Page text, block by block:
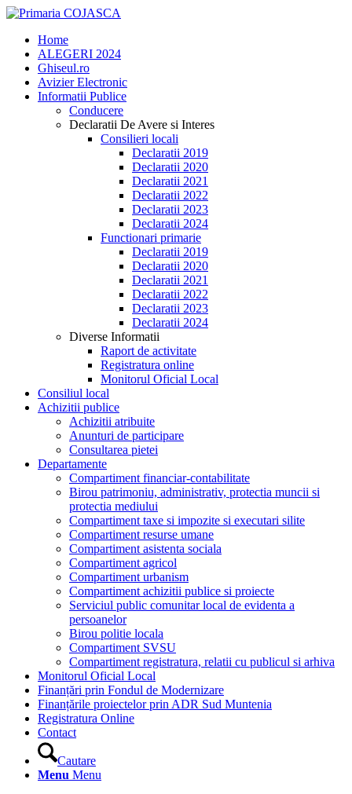
Home
ALEGERI 2024
Ghiseul.ro
Avizier Electronic
Informatii Publice
Conducere
Declaratii De Avere si Interes
Consilieri locali
Declaratii 2019
Declaratii 2020
Declaratii 2021
Declaratii 2022
Declaratii 2023
Declaratii 2024
Functionari primarie
Declaratii 2019
Declaratii 2020
Declaratii 2021
Declaratii 2022
Declaratii 2023
Declaratii 2024
Diverse Informatii
Raport de activitate
Registratura online
Monitorul Oficial Local
Consiliul local
Achizitii publice
Achizitii atribuite
Anunturi de participare
Consultarea pietei
Departamente
Compartiment financiar-contabilitate
Birou patrimoniu, administrativ, protectia muncii si
protectia mediului
Compartiment taxe si impozite si executari silite
Compartiment resurse umane
Compartiment asistenta sociala
Compartiment agricol
Compartiment urbanism
Compartiment achizitii publice si proiecte
Serviciul public comunitar local de evidenta a
persoanelor
Birou politie locala
Compartiment SVSU
Compartiment registratura, relatii cu publicul si arhiva
Monitorul Oficial Local
Finanțări prin Fondul de Modernizare
Finanțările proiectelor prin ADR Sud Muntenia
Registratura Online
Contact
Cautare
Menu Menu